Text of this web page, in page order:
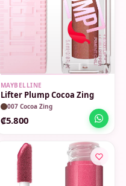
MAYBELLINE
Lifter Plump Cocoa Zing
007 Cocoa Zing
₡5.800